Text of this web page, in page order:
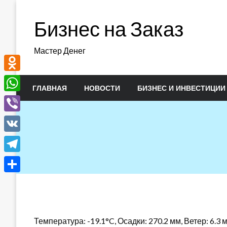
содержимомуБизнес на Заказ
Мастер Денег
ГЛАВНАЯ НОВОСТИ БИЗНЕС И ИНВЕСТИЦИИ
Температура: -19.1°C, Осадки: 270.2 мм, Ветер: 6.3
Odnoklassniki
WhatsApp
Viber
VK
Telegram